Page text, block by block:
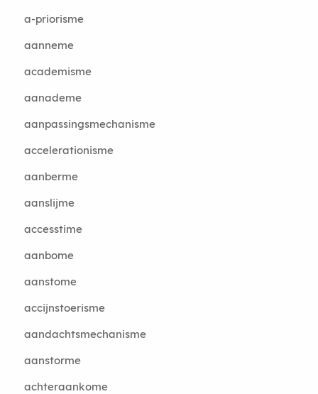
a-priorisme
aanneme
academisme
aanademe
aanpassingsmechanisme
accelerationisme
aanberme
aanslijme
accesstime
aanbome
aanstome
accijnstoerisme
aandachtsmechanisme
aanstorme
achteraankome